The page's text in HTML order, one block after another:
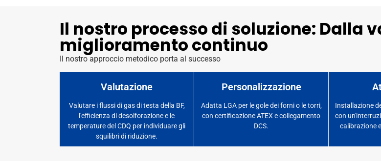
Il nostro processo di soluzione: Dalla
miglioramento continuo
Il nostro approccio metodico porta al successo
Valutazione
Valutare i flussi di gas di testa della BF,
l'efficienza di desolforazione e le
temperature del CDQ per individuare gli
squilibri di riduzione.
Personalizzazione
Adatta LGA per le gole dei forni o le torri,
con certificazione ATEX e collegamento
DCS.
Installazione
con
calibrazione